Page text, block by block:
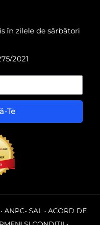
în zilele de sărbători
2021
Te
ANPC- SAL• ACORD DE